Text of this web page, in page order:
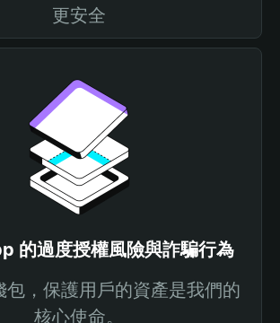
更安全
的過度授權風險與詐騙行為
包，保護用戶的資產是我們的
核心使命。